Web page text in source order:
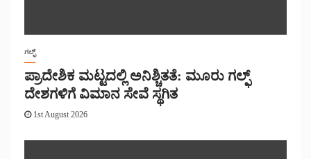
ಗಲ್ಫ್
ಪ್ರಾದೇಶಿಕ ಮಟ್ಟದಲ್ಲಿ ಅನಿಶ್ಚಿತತೆ: ಮೂರು ಗಲ್ಫ್
ದೇಶಗಳಿಗೆ ವಿಮಾನ ಸೇವೆ ಸ್ಥಗಿತ
1st August 2026